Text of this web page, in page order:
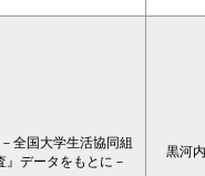
全国大学生活協同組
データをもとに－
黒河